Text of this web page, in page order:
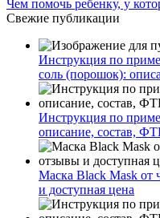
Чем помочь ребенку, у
Свежие публикации
Инструкция по
соль (порошок):
Инструкция по
описание, состав,
Маска Black Mask от
и доступная цена